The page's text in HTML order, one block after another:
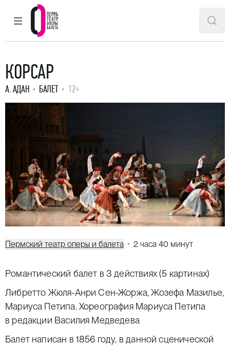
ГЛАВНОЕ МЕНЮ
Пермский театр оперы и балета
КОРСАР
А. АДАН БАЛЕТ 12+
Пермский театр оперы и балета 2 часа 40 минут
Романтический балет в 3 действиях (5 картинах)
Либретто Жюля-Анри Сен-Жоржа, Жозефа Мазилье,
Мариуса Петипа. Хореография Мариуса Петипа
в редакции Василия Медведева
Балет написан в 1856 году, в данной сценической